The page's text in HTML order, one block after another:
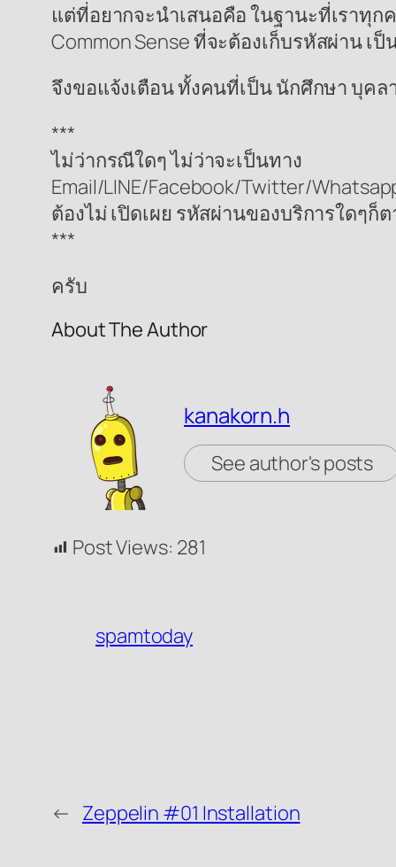
แต่ที่อยากจะนำเสนอคือ ในฐานะที่เราทุก
Common Sense ที่จะต้องเก็บรหัสผ่าน เ
จึงขอแจ้งเตือน ทั้งคนที่เป็น นักศึกษา บุคล
***
ไม่ว่ากรณีใดๆ ไม่ว่าจะเป็นทาง
Email/LINE/Facebook/Twitter/
ต้องไม่ เปิดเผย รหัสผ่านของบริการใดๆ
***
ครับ
About The Author
kanakorn.h
See author's posts
Post Views: 281
spamtoday
← Zeppelin #01 Installation